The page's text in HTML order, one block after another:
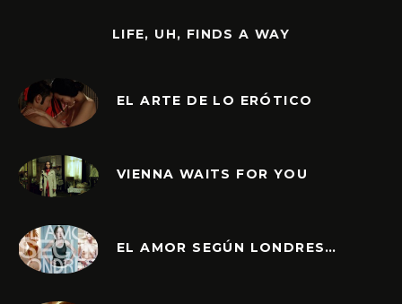
LIFE, UH, FINDS A WAY
EL ARTE DE LO ERÓTICO
VIENNA WAITS FOR YOU
EL AMOR SEGÚN LONDRES…